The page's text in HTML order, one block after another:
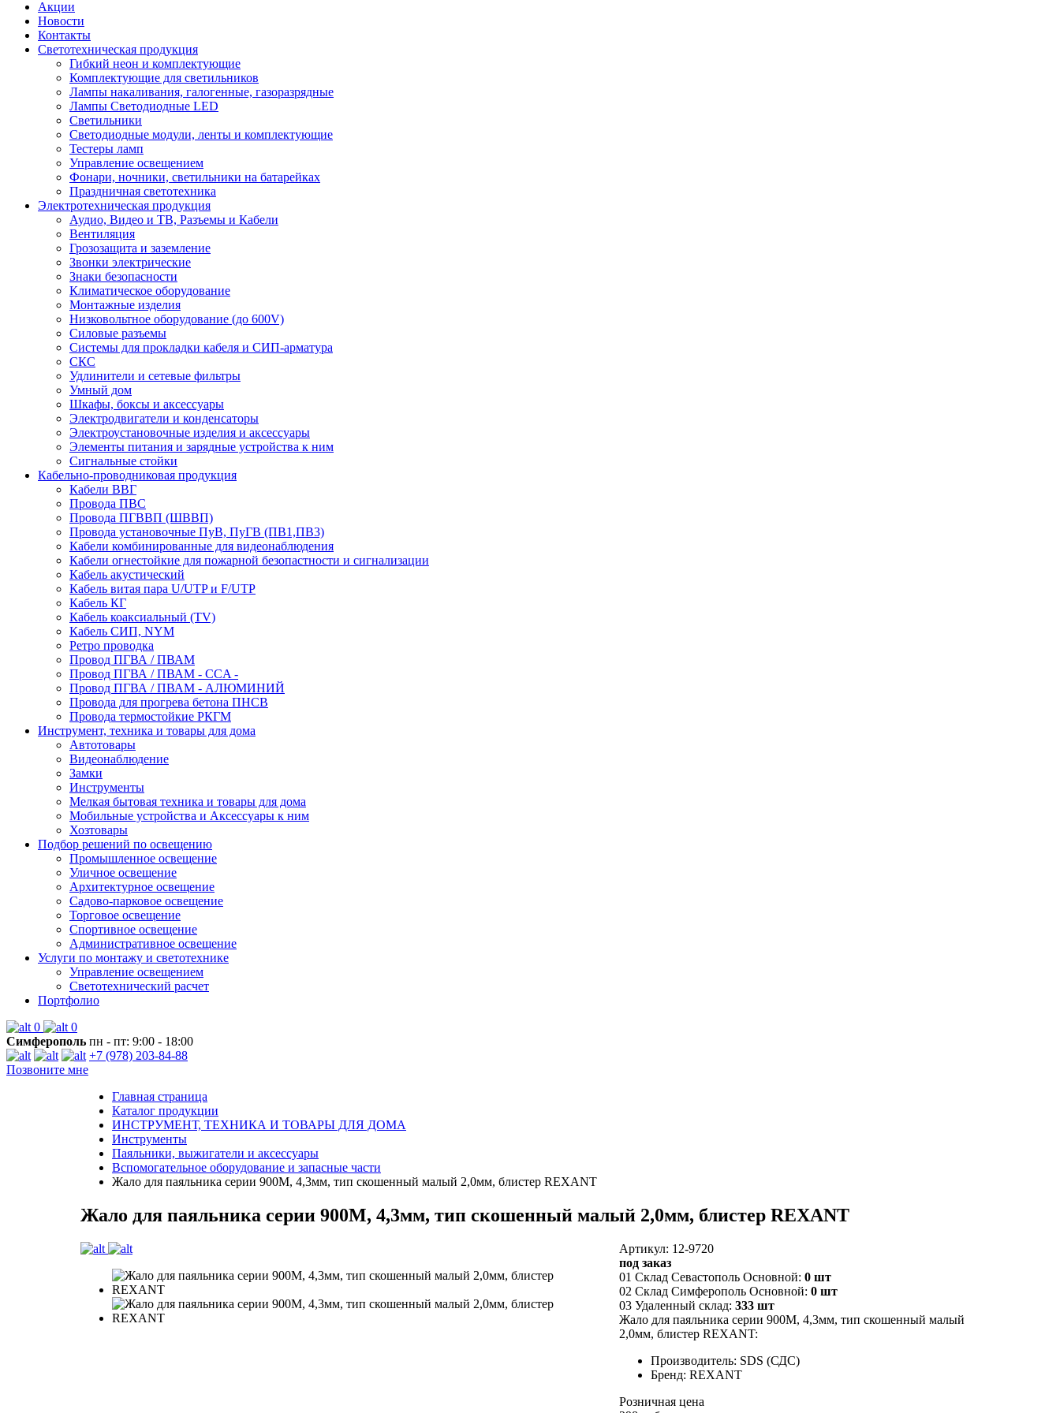
Акции
Новости
Контакты
Светотехническая продукция
Гибкий неон и комплектующие
Комплектующие для светильников
Лампы накаливания, галогенные, газоразрядные
Лампы Светодиодные LED
Светильники
Светодиодные модули, ленты и комплектующие
Тестеры ламп
Управление освещением
Фонари, ночники, светильники на батарейках
Праздничная светотехника
Электротехническая продукция
Аудио, Видео и ТВ, Разъемы и Кабели
Вентиляция
Грозозащита и заземление
Звонки электрические
Знаки безопасности
Климатическое оборудование
Монтажные изделия
Низковольтное оборудование (до 600V)
Силовые разъемы
Системы для прокладки кабеля и СИП-арматура
СКС
Удлинители и сетевые фильтры
Умный дом
Шкафы, боксы и аксессуары
Электродвигатели и конденсаторы
Электроустановочные изделия и аксессуары
Элементы питания и зарядные устройства к ним
Сигнальные стойки
Кабельно-проводниковая продукция
Кабели ВВГ
Провода ПВС
Провода ПГВВП (ШВВП)
Провода установочные ПуВ, ПуГВ (ПВ1,ПВ3)
Кабели комбинированные для видеонаблюдения
Кабели огнестойкие для пожарной безопастности и сигнализации
Кабель акустический
Кабель витая пара U/UTP и F/UTP
Кабель КГ
Кабель коаксиальный (TV)
Кабель СИП, NYM
Ретро проводка
Провод ПГВА / ПВАМ
Провод ПГВА / ПВАМ - CCA -
Провод ПГВА / ПВАМ - АЛЮМИНИЙ
Провода для прогрева бетона ПНСВ
Провода термостойкие РКГМ
Инструмент, техника и товары для дома
Автотовары
Видеонаблюдение
Замки
Инструменты
Мелкая бытовая техника и товары для дома
Мобильные устройства и Аксессуары к ним
Хозтовары
Подбор решений по освещению
Промышленное освещение
Уличное освещение
Архитектурное освещение
Садово-парковое освещение
Торговое освещение
Спортивное освещение
Административное освещение
Услуги по монтажу и светотехнике
Управление освещением
Светотехнический расчет
Портфолио
0
0
Симферополь пн - пт: 9:00 - 18:00
+7 (978) 203-84-88
Позвоните мне
Главная страница
Каталог продукции
ИНСТРУМЕНТ, ТЕХНИКА И ТОВАРЫ ДЛЯ ДОМА
Инструменты
Паяльники, выжигатели и аксессуары
Вспомогательное оборудование и запасные части
Жало для паяльника серии 900М, 4,3мм, тип скошенный малый 2,0мм, блистер REXANT
Жало для паяльника серии 900М, 4,3мм, тип скошенный малый 2,0мм, блистер REXANT
Артикул: 12-9720
под заказ
01 Склад Севастополь Основной: 0 шт
02 Склад Симферополь Основной: 0 шт
03 Удаленный склад: 333 шт
Жало для паяльника серии 900М, 4,3мм, тип скошенный малый
2,0мм, блистер REXANT:
Производитель: SDS (СДС)
Бренд: REXANT
Розничная цена